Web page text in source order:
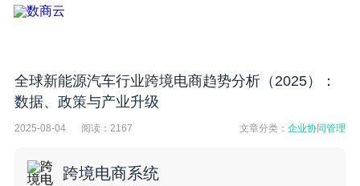
全球新能源汽车行业跨境电商趋势分析（2025）：
数据、政策与产业升级
2025-08-04 阅读： 2167 文章分类：企业协同管理
跨境电商系统